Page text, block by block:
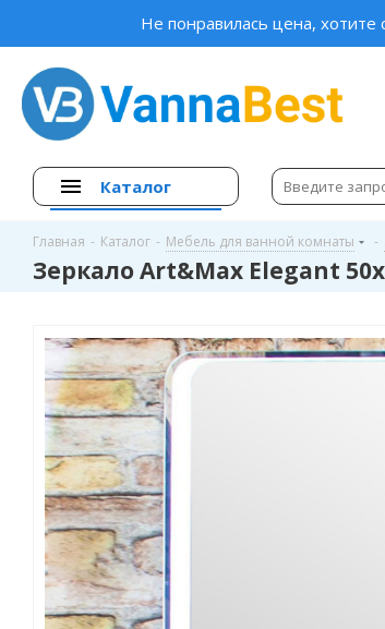
Не понравилась цена,
Каталог
Главная - Каталог - Мебель для ванной комнаты -
Зеркало Art&Max Elegant